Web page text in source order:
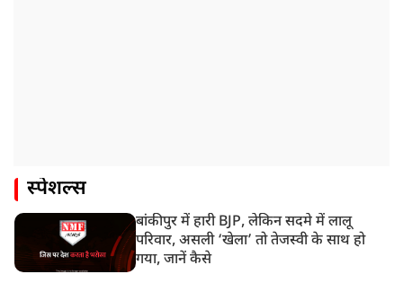
स्पेशल्स
बांकीपुर में हारी BJP, लेकिन सदमे में लालू
परिवार, असली ‘खेला’ तो तेजस्वी के साथ हो
गया, जानें कैसे